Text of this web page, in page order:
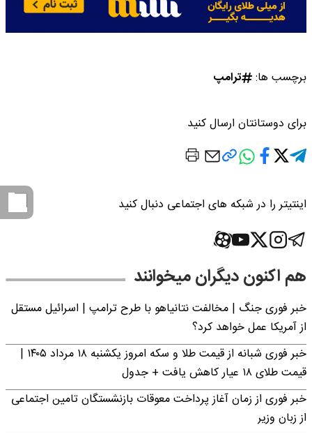
برچسب ها: ترامپ
برای دوستانتان ارسال کنید
اینتیتر را در شبکه های اجتماعی دنبال کنید
هم اکنون دیگران میخوانند
خبر فوری جنگ | مخالفت نتانیاهو با طرح ترامپ | اسرائیل مستقل
از آمریکا عمل خواهد کرد؟
خبر فوری شبانه از قیمت طلا و سکه امروز یکشنبه ۱۸ مرداد ۱۴۰۵ |
قیمت طلای ۱۸ عیار کاهش یافت + جدول
خبر فوری از زمان آغاز پرداخت معوقات بازنشستگان تامین اجتماعی
از زبان وزیر